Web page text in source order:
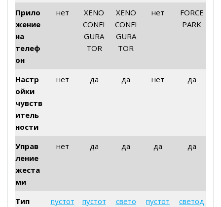
Прило
жение
на
телеф
он
нет
XENO
CONFI
GURA
TOR
XENO
CONFI
GURA
TOR
нет
FORCE
PARK
Настр
ойки
чувств
итель
ности
нет да да нет да
Управ
ление
жеста
ми
нет да да да да
Тип
пустот
пустот
свето
пустот
светод